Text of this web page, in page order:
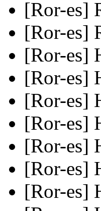
[Ror-es]
[Ror-es]
[Ror-es]
[Ror-es]
[Ror-es]
[Ror-es]
[Ror-es]
[Ror-es]
[Ror-es]